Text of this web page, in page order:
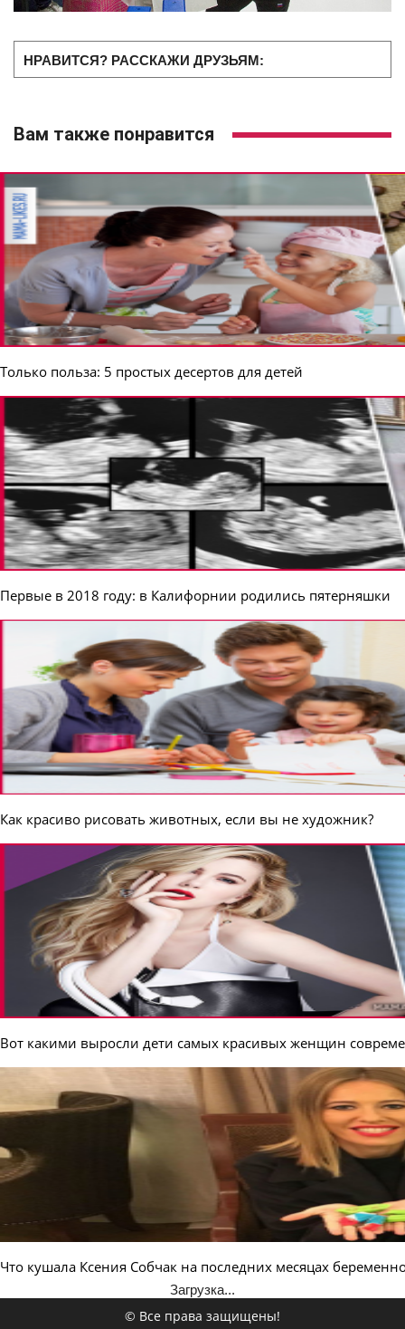
НРАВИТСЯ? РАССКАЖИ ДРУЗЬЯМ:
Вам также понравится
Только польза: 5 простых десертов для детей
Первые в 2018 году: в Калифорнии родились пятерняшки
Как красиво рисовать животных, если вы не художник?
Вот какими выросли дети самых красивых женщин
Что кушала Ксения Собчак на последних месяцах
Загрузка...
© Все права защищены!